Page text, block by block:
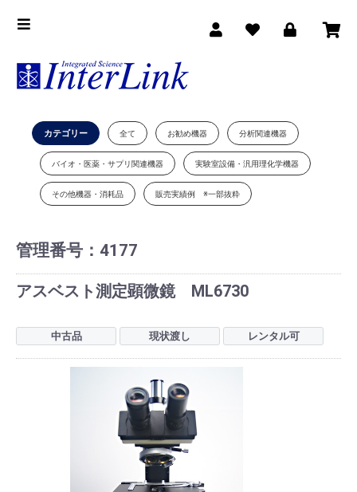
カテゴリー 全て お勧め機器 分析関連機器
バイオ・医薬・サプリ関連機器 実験室設備・汎用理化学機器
その他機器・消耗品 販売実績例 ※一部抜粋
管理番号： 4177
アスベスト測定顕微鏡 ML6730
中古品 現状渡し レンタル可